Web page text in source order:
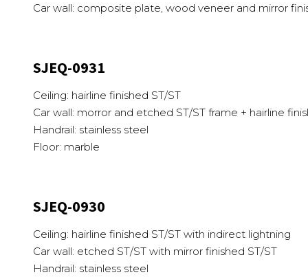
Car wall: composite plate, wood veneer and mirror
SJEQ-0931
Ceiling: hairline finished ST/ST
Car wall: morror and etched ST/ST frame + hairline
Handrail: stainless steel
Floor: marble
SJEQ-0930
Ceiling: hairline finished ST/ST with indirect lightning
Car wall: etched ST/ST with mirror finished ST/ST
Handrail: stainless steel